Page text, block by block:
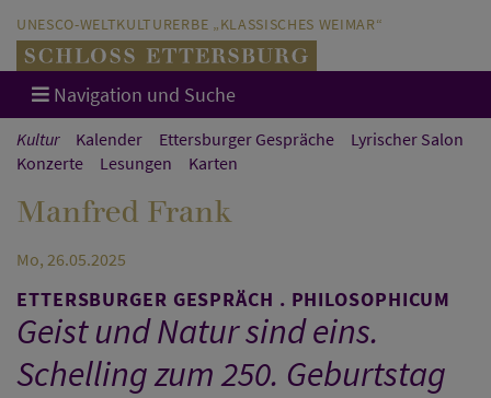
UNESCO-WELTKULTURERBE „KLASSISCHES WEIMAR“
Navigation und Suche
Kultur Kalender Ettersburger Gespräche
Lyrischer Salon
Konzerte
Lesungen Karten
Manfred Frank
Mo, 26.05.2025
ETTERSBURGER GESPRÄCH . PHILOSOPHICUM
Geist und Natur sind eins.
Schelling zum 250. Geburtstag